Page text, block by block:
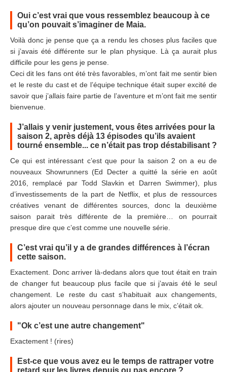
Oui c’est vrai que vous ressemblez beaucoup à ce
qu’on pouvait s’imaginer de Maia.
Voilà donc je pense que ça a rendu les choses plus faciles que
si j’avais été différente sur le plan physique. Là ça aurait plus
difficile pour les gens je pense.
Ceci dit les fans ont été très favorables, m’ont fait me sentir bien
et le reste du cast et de l’équipe technique était super excité de
savoir que j’allais faire partie de l’aventure et m’ont fait me sentir
bienvenue.
J’allais y venir justement, vous êtes arrivées pour la
saison 2, après déjà 13 épisodes qu’ils avaient
tourné ensemble... ce n’était pas trop déstabilisant ?
Ce qui est intéressant c’est que pour la saison 2 on a eu de
nouveaux Showrunners (Ed Decter a quitté la série en août
2016, remplacé par Todd Slavkin et Darren Swimmer), plus
d’investissements de la part de Netflix, et plus de ressources
créatives venant de différentes sources, donc la deuxième
saison parait très différente de la première… on pourrait
presque dire que c’est comme une nouvelle série.
C’est vrai qu’il y a de grandes différences à l’écran
cette saison.
Exactement. Donc arriver là-dedans alors que tout était en train
de changer fut beaucoup plus facile que si j’avais été le seul
changement. Le reste du cast s’habituait aux changements,
alors ajouter un nouveau personnage dans le mix, c’était ok.
"Ok c’est une autre changement"
Exactement ! (rires)
Est-ce que vous avez eu le temps de rattraper votre
retard sur les livres depuis ou pas encore ?